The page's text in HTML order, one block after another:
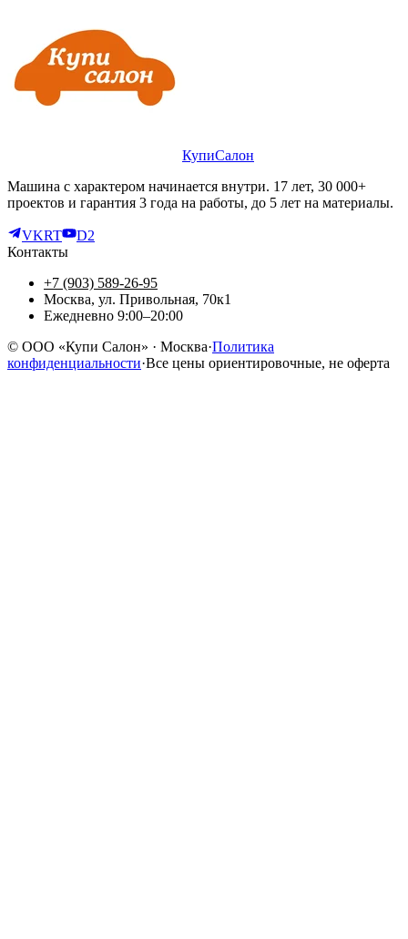
КупиСалон
Машина с характером начинается внутри. 17 лет, 30 000+
проектов и гарантия 3 года на работы, до 5 лет на материалы.
VKRT
D2
Контакты
+7 (903) 589-26-95
Москва, ул. Привольная, 70к1
Ежедневно 9:00–20:00
© ООО «Купи Салон» · Москва·Политика
конфиденциальности·Все цены ориентировочные, не оферта